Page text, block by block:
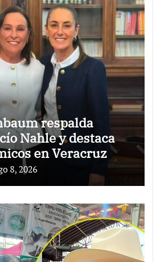
respalda
Nahle y destaca
en Veracruz
8, 2026